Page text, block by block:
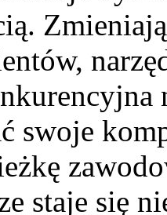
swoje
staje się